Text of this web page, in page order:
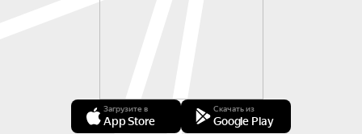
Загрузите в
App Store
Скачать из
Google Play